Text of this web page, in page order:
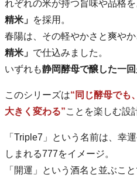
れぞれの米が持つ旨味や品格
精米」 を採用。
春陽は、その軽やかさと爽や
精米」 で仕込みました。
いずれも静岡酵母で醸した一
このシリーズは“同じ酵母でも
大きく変わる”ことを楽しむ設
「Triple7」という名前は、幸
しまれる777をイメージ。
「開運」という酒名と並ぶこ